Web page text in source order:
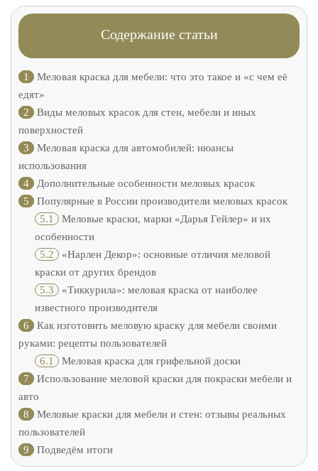
Содержание статьи
1
Меловая краска для мебели: что это такое и «с чем её
едят»
2
Виды меловых красок для стен, мебели и иных
поверхностей
3
Меловая краска для автомобилей: нюансы
использования
4
Дополнительные особенности меловых красок
5
Популярные в России производители меловых красок
5.1 Меловые краски, марки «Дарья Гейлер» и их
особенности
5.2 «Нарлен Декор»: основные отличия меловой
краски от других брендов
5.3 «Тиккурила»: меловая краска от наиболее
известного производителя
6
Как изготовить меловую краску для мебели своими
руками: рецепты пользователей
6.1 Меловая краска для грифельной доски
7
Использование меловой краски для покраски мебели и
авто
8
Меловые краски для мебели и стен: отзывы реальных
пользователей
9
Подведём итоги